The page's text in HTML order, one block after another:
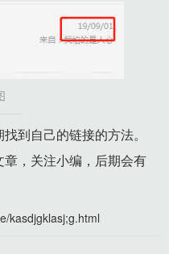
到自己的链接的方法。
，关注小编，后期会有
kasdjgklasj;g.html